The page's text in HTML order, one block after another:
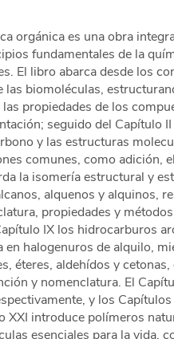
orgánica es una obra
fundamentales de la
El libro abarca desde los
las biomoléculas,
propiedades de los
seguido del Capítulo
y las estructuras
comunes, como adición,
la isomería estructural y
alquenos y alquinos,
propiedades y
IX los hidrocarburos
en halogenuros de alquilo,
éteres, aldehídos y
y nomenclatura. El
y los
XXI introduce polímeros
esenciales para la vida,